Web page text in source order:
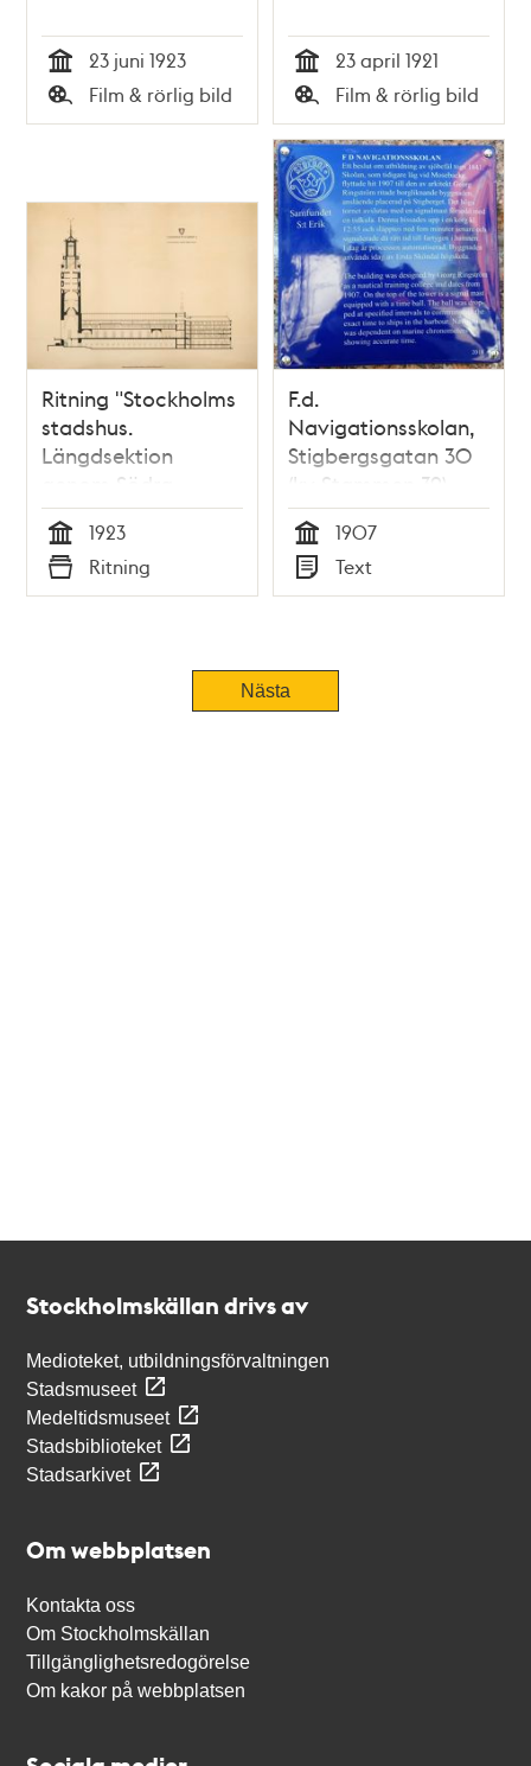
Tid
23 juni 1923
Typ
Film & rörlig bild Tid
23 april 1921
Typ
Film & rörlig bild
Ritning "Stockholms
stadshus.
Längdsektion
genom Södra
längan."
(uppmätningsritning
1923)
Tid
1923
Typ
Ritning
F.d.
Navigationsskolan,
Stigbergsgatan 30
(kv Stammen 39),
Södermalm
Tid
1907
Typ
Text
Nästa
Stockholmskällan drivs av
Medioteket, utbildningsförvaltningen
Stadsmuseet
Medeltidsmuseet
Stadsbiblioteket
Stadsarkivet
Om webbplatsen
Kontakta oss
Om Stockholmskällan
Tillgänglighetsredogörelse
Om kakor på webbplatsen